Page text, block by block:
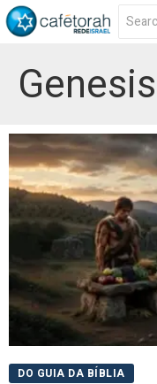
DO GUIA DA BÍBLIA